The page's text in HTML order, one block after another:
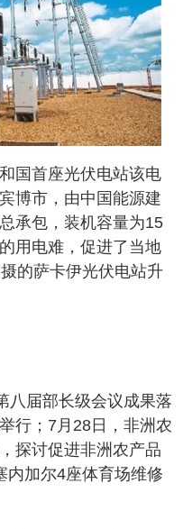
国首座光伏电站该电
博市，由中国能源建
承包，装机容量为15
用电难，促进了当地
的萨卡伊光伏电站升
八届部长级会议成果落
行；7月28日，非洲农
探讨促进非洲农产品
内加尔4座体育场维修